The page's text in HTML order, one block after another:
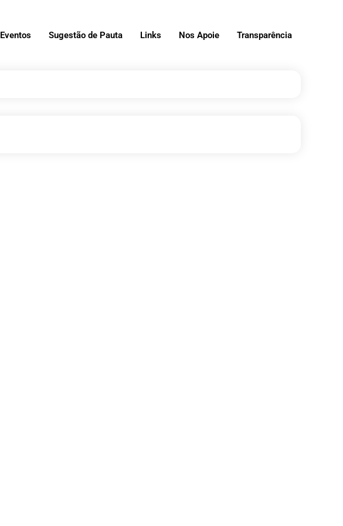
Eventos Sugestão de Pauta Links Nos Apoie Transparência